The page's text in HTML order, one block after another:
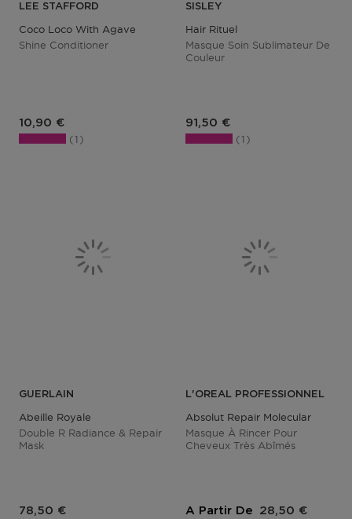
LEE STAFFORD
Coco Loco With Agave
Shine Conditioner
Prix du produit
10,90 €
1
SISLEY
Hair Rituel
Masque Soin Sublimateur De
Couleur
Prix du produit
91,50 €
1
GUERLAIN
Abeille Royale
Double R Radiance & Repair
Mask
Prix du produit
78,50 €
L'OREAL PROFESSIONNEL
Absolut Repair Molecular
Masque À Rincer Pour
Cheveux Très Abîmés
A Partir De Prix du produit
28,50 €